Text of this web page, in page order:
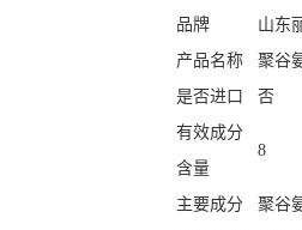
品牌
山东
产品名称
聚谷
是否进口
否
有效成分
含量
8
主要成分
聚谷